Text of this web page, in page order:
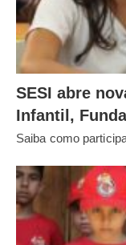
SESI abre
Infantil,
Saiba como